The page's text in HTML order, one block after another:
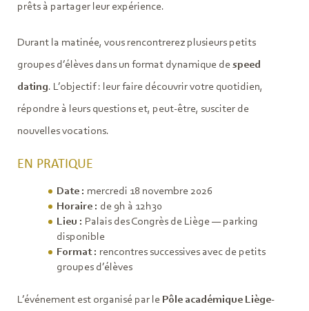
prêts à partager leur expérience.
Durant la matinée, vous rencontrerez plusieurs petits
groupes d’élèves dans un format dynamique despeed
dating. L’objectif : leur faire découvrir votre quotidien,
répondre à leurs questions et, peut-être, susciter de
nouvelles vocations.
EN PRATIQUE
Date : mercredi 18 novembre 2026
Horaire : de 9h à 12h30
Lieu : Palais des Congrès de Liège — parking
disponible
Format : rencontres successives avec de petits
groupes d’élèves
L’événement est organisé par le Pôle académique Liège-